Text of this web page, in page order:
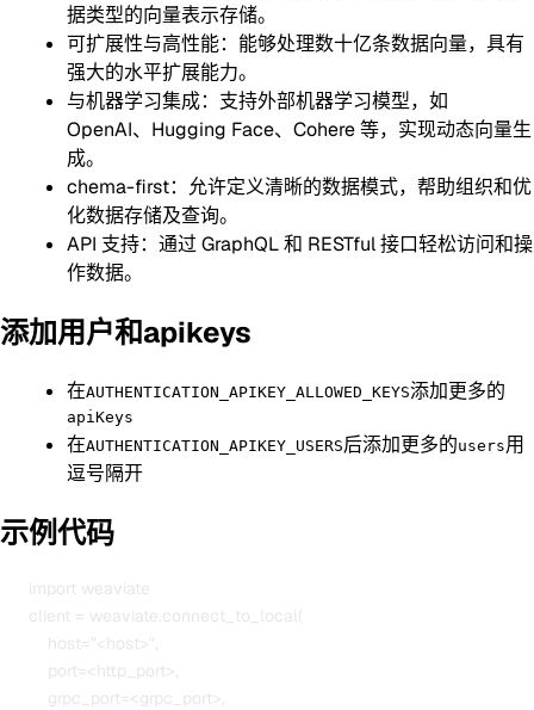
据类型的向量表示存储。
可扩展性与高性能：能够处理数十亿条数据向量，具有
强大的水平扩展能力。
与机器学习集成：支持外部机器学习模型，如
OpenAI、Hugging Face、Cohere 等，实现动态向量生
成。
chema-first：允许定义清晰的数据模式，帮助组织和优
化数据存储及查询。
API 支持：通过 GraphQL 和 RESTful 接口轻松访问和操
作数据。
添加用户和apikeys
在AUTHENTICATION_APIKEY_ALLOWED_KEYS添加更多的
apiKeys
在AUTHENTICATION_APIKEY_USERS后添加更多的users用
逗号隔开
示例代码
      import weaviate
      client = weaviate.connect_to_local(
          host="<host>",
          port=<http_port>,
          grpc_port=<grpc_port>,